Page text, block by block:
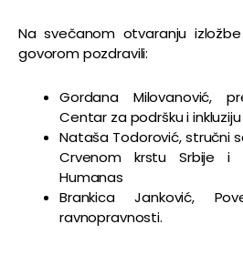
Na svečanom otvaranju
govorom pozdravili:
Gordana Milovanović,
Centar za podršku i
Nataša Todorović, stručni
Crvenom krstu Srbije i
Humanas
Brankica Janković,
ravnopravnosti.